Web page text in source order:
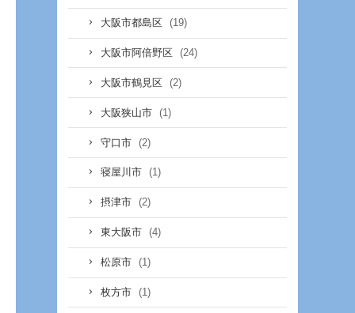
大阪市都島区 (19)
大阪市阿倍野区 (24)
大阪市鶴見区 (2)
大阪狭山市 (1)
守口市 (2)
寝屋川市 (1)
摂津市 (2)
東大阪市 (4)
松原市 (1)
枚方市 (1)